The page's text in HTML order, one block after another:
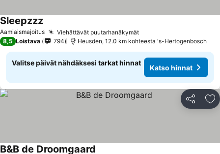
Aamiaismajoitus Viehättävät puutarhanäkymätKatso hinnat
SleepzzzKatso hinnat
8,5 Loistava 794 Heusden, 12.0 km kohteesta 's-Hertogenbosch
Valitse päivät nähdäksesi tarkat hinnat
Katso hinnat
Jaa
B&B de Droomgaard